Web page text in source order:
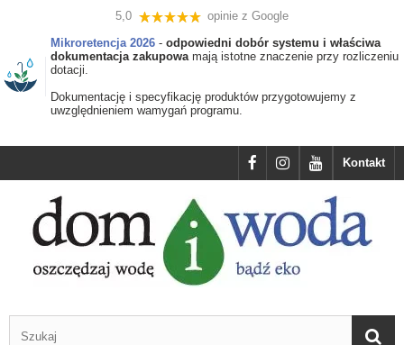
5,0
opinie z Google
Mikroretencja 2026 - odpowiedni dobór systemu i właściwa
dokumentacja zakupowamają istotne znaczenie przy rozliczeniu
dotacji.
Dokumentację i specyfikację produktów przygotowujemy z
uwzględnieniem wamygań programu.
Kontakt